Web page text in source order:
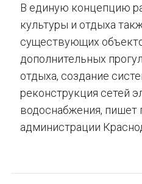
В единую концепцию
культуры и отдыха
существующих
дополнительных
отдыха, создание
реконструкция сетей
водоснабжения, пишет
администрации